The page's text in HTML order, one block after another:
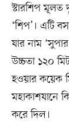
স্টারশিপ মূলত
‘শিপ’। এটি
যার নাম
উচ্চতা ১২০
হওয়ার কয়েক
মহাকাশযানে
করে দিল।